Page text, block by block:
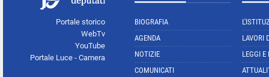
Portale storico
WebTv
YouTube
Portale Luce - Camera
BIOGRAFIA
AGENDA
NOTIZIE
COMUNICATI
LAVORI
LEGGI E